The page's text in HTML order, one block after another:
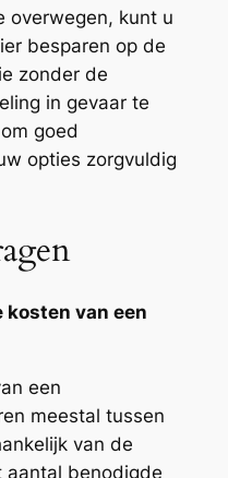
overwegen, kunt u
besparen op de
zonder de
in gevaar te
goed
opties zorgvuldig
van een
een
meestal tussen
van de
aantal benodigde